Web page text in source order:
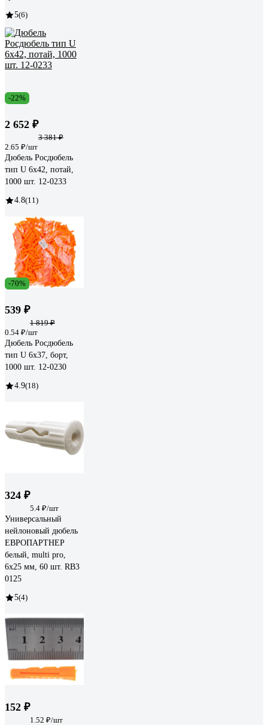
5(6)
-22%
2 652 ₽
3 381 ₽
2.65 ₽/шт
Дюбель Росдюбель
тип U 6x42, потай,
1000 шт. 12-0233
4.8(11)
-70%
539 ₽
1 819 ₽
0.54 ₽/шт
Дюбель Росдюбель
тип U 6x37, борт,
1000 шт. 12-0230
4.9(18)
324 ₽
5.4 ₽/шт
Универсальный
нейлоновый дюбель
ЕВРОПАРТНЕР
белый, multi pro,
6x25 мм, 60 шт. RB3
0125
5(4)
152 ₽
1.52 ₽/шт